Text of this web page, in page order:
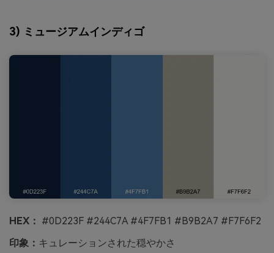
3) ミュージアムインディゴ
HEX： #0D223F #244C7A #4F7FB1 #B9B2A7 #F7F6F2
印象： キュレーションされた穏やかさ